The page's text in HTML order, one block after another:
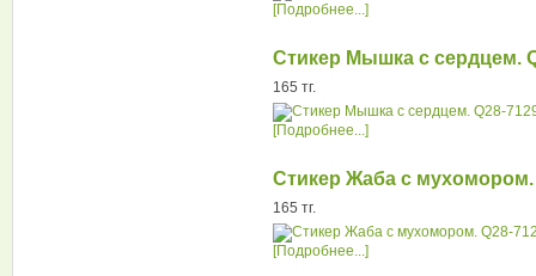
[Подробнее...]
Стикер Мышка с сердцем.
165 тг.
[Подробнее...]
Стикер Жаба с мухомором.
165 тг.
[Подробнее...]